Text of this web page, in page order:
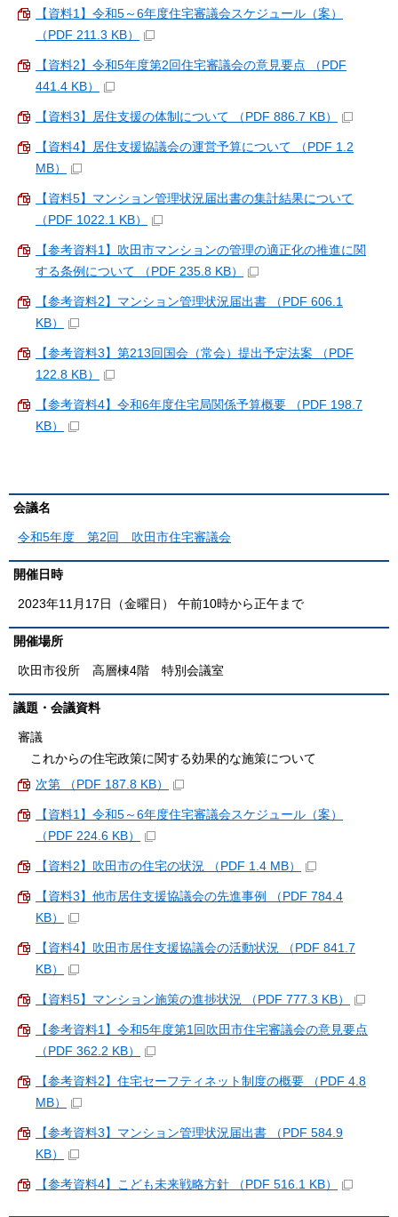
【資料1】令和5～6年度住宅審議会スケジュール（案）
（PDF 211.3 KB）
【資料2】令和5年度第2回住宅審議会の意見要点 （PDF
441.4 KB）
【資料3】居住支援の体制について （PDF 886.7 KB）
【資料4】居住支援協議会の運営予算について （PDF 1.2
MB）
【資料5】マンション管理状況届出書の集計結果について
（PDF 1022.1 KB）
【参考資料1】吹田市マンションの管理の適正化の推進に関
する条例について （PDF 235.8 KB）
【参考資料2】マンション管理状況届出書 （PDF 606.1
KB）
【参考資料3】第213回国会（常会）提出予定法案 （PDF
122.8 KB）
【参考資料4】令和6年度住宅局関係予算概要 （PDF 198.7
KB）
会議名
令和5年度 第2回 吹田市住宅審議会
開催日時
2023年11月17日（金曜日） 午前10時から正午まで
開催場所
吹田市役所 高層棟4階 特別会議室
議題・会議資料
審議
これからの住宅政策に関する効果的な施策について
次第 （PDF 187.8 KB）
【資料1】令和5～6年度住宅審議会スケジュール（案）
（PDF 224.6 KB）
【資料2】吹田市の住宅の状況 （PDF 1.4 MB）
【資料3】他市居住支援協議会の先進事例 （PDF 784.4
KB）
【資料4】吹田市居住支援協議会の活動状況 （PDF 841.7
KB）
【資料5】マンション施策の進捗状況 （PDF 777.3 KB）
【参考資料1】令和5年度第1回吹田市住宅審議会の意見要点
（PDF 362.2 KB）
【参考資料2】住宅セーフティネット制度の概要 （PDF 4.8
MB）
【参考資料3】マンション管理状況届出書 （PDF 584.9
KB）
【参考資料4】こども未来戦略方針 （PDF 516.1 KB）